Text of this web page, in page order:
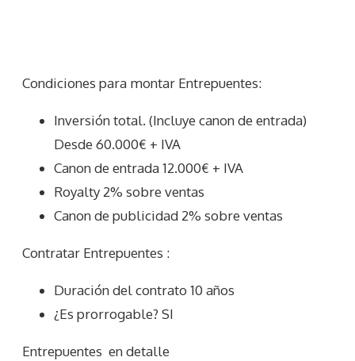
Condiciones para montar Entrepuentes:
Inversión total. (Incluye canon de entrada)
Desde 60.000€ + IVA
Canon de entrada 12.000€ + IVA
Royalty 2% sobre ventas
Canon de publicidad 2% sobre ventas
Contratar Entrepuentes :
Duración del contrato 10 años
¿Es prorrogable? SI
Entrepuentes en detalle